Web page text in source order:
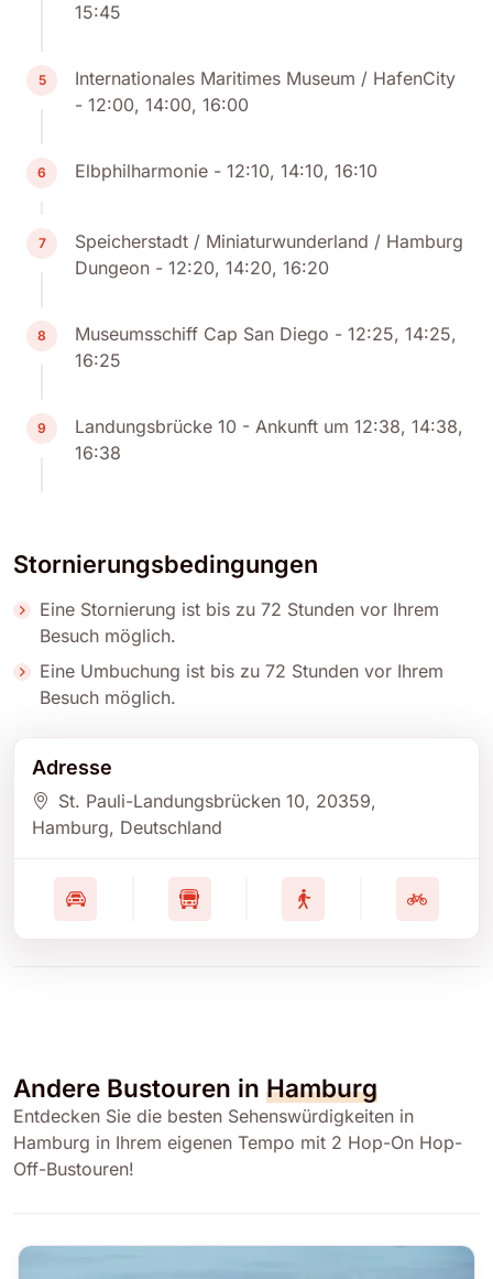
15:45
5
Internationales Maritimes Museum / HafenCity
- 12:00, 14:00, 16:00
6 Elbphilharmonie - 12:10, 14:10, 16:10
7
Speicherstadt / Miniaturwunderland / Hamburg
Dungeon - 12:20, 14:20, 16:20
8
Museumsschiff Cap San Diego - 12:25, 14:25,
16:25
9
Landungsbrücke 10 - Ankunft um 12:38, 14:38,
16:38
Stornierungsbedingungen
Eine Stornierung ist bis zu 72 Stunden vor Ihrem
Besuch möglich.
Eine Umbuchung ist bis zu 72 Stunden vor Ihrem
Besuch möglich.
Adresse
St. Pauli-Landungsbrücken 10, 20359,
Hamburg, Deutschland
Andere Bustouren in Hamburg
Entdecken Sie die besten Sehenswürdigkeiten in
Hamburg in Ihrem eigenen Tempo mit 2 Hop-On Hop-
Off-Bustouren!